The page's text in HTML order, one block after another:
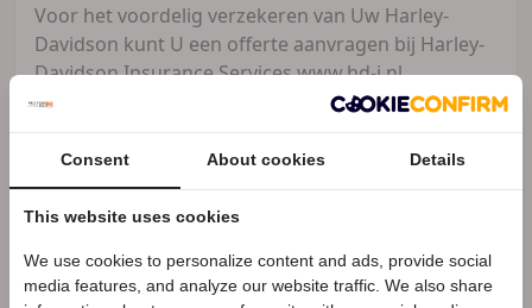
Voor het voordelig verzekeren van Uw Harley-
Davidson kunt U een offerte aanvragen bij Harley-
Davidson Insurance Services www.hd-i.nl
aanbieder
Speciale Motor2go prijs
Consent About cookies Details
This website uses cookies
We use cookies to personalize content and ads, provide social
media features, and analyze our website traffic. We also share